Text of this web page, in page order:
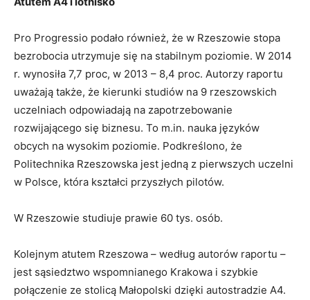
Pro Progressio podało również, że w Rzeszowie stopa
bezrobocia utrzymuje się na stabilnym poziomie. W 2014
r. wynosiła 7,7 proc, w 2013 – 8,4 proc. Autorzy raportu
uważają także, że kierunki studiów na 9 rzeszowskich
uczelniach odpowiadają na zapotrzebowanie
rozwijającego się biznesu. To m.in. nauka języków
obcych na wysokim poziomie. Podkreślono, że
Politechnika Rzeszowska jest jedną z pierwszych uczelni
w Polsce, która kształci przyszłych pilotów.
W Rzeszowie studiuje prawie 60 tys. osób.
Kolejnym atutem Rzeszowa – według autorów raportu –
jest sąsiedztwo wspomnianego Krakowa i szybkie
połączenie ze stolicą Małopolski dzięki autostradzie A4.